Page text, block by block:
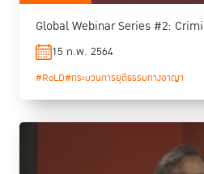
Global Webinar Series #2:
15 ก.พ. 2564
#RoLD#กระบวนการยุติธรรมทางอาญา